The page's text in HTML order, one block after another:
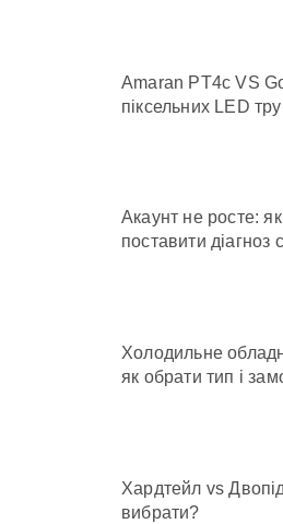
Amaran PT4c VS
піксельних LED
Акаунт не росте:
поставити діагноз
Холодильне
як обрати тип і
Хардтейл vs
вибрати?